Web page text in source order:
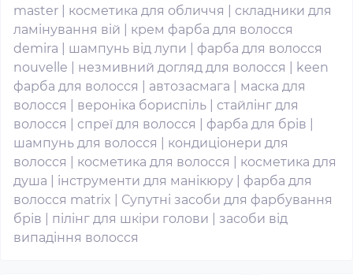
master
косметика для обличчя
складники для
ламінування вій
крем фарба для волосся
demira
шампунь від лупи
фарба для волосся
nouvelle
незмивний догляд для волосся
keen
фарба для волосся
автозасмага
маска для
волосся
вероніка бориспіль
стайлінг для
волосся
спреї для волосся фарба для брів
шампунь для волосся
кондиціонери для
волосся
косметика для волосся
косметика для
душа
інструменти для манікюру
фарба для
волосся matrix
Супутні засоби для фарбування
брів
пілінг для шкіри голови
засоби від
випадіння волосся